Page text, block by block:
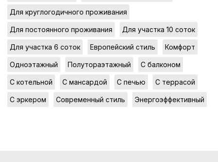
Для круглогодичного проживания
Для постоянного проживания Для участка 10 соток
Для участка 6 соток Европейский стиль Комфорт
Одноэтажный Полутораэтажный С балконом
С котельной С мансардой С печью С террасой
С эркером Современный стиль Энергоэффективный